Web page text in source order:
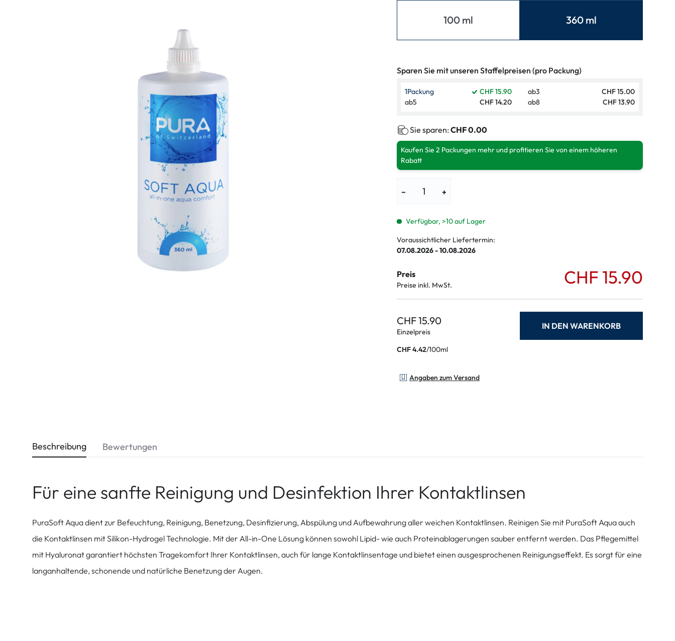
Normale Symptome
Weitere Marken
100 ml 360 ml
Sparen Sie mit unseren Staffelpreisen (pro Packung)
1Packung CHF 15.90 ab3
CHF 15.00
ab5 CHF 14.20 ab8 CHF 13.90
Sie sparen: CHF 0.00
Kaufen Sie 2 Packungen mehr und profitieren Sie von einem höheren
Rabatt
− +
Verfügbar, >10 auf Lager
Voraussichtlicher Liefertermin:
07.08.2026 - 10.08.2026
Preis
Preise inkl. MwSt. CHF 15.90
CHF 15.90
Einzelpreis
IN DEN WARENKORB
CHF 4.42/100ml
Angaben zum Versand
Beschreibung
Für eine sanfte Reinigung und Desinfektion Ihrer Kontaktlinsen
PuraSoft Aqua dient zur Befeuchtung, Reinigung, Benetzung, Desinfizierung, Abspülung und Aufbewahrung aller weichen Kontaktlinsen. Reinigen Sie mit PuraSoft Aqua auch
die Kontaktlinsen mit Silikon-Hydrogel Technologie. Mit der All-in-One Lösung können sowohl Lipid- wie auch Proteinablagerungen sauber entfernt werden. Das Pflegemittel
mit Hyaluronat garantiert höchsten Tragekomfort Ihrer Kontaktlinsen, auch für lange Kontaktlinsentage und bietet einen ausgesprochenen Reinigungseffekt. Es sorgt für eine
langanhaltende, schonende und natürliche Benetzung der Augen.
Bewertungen